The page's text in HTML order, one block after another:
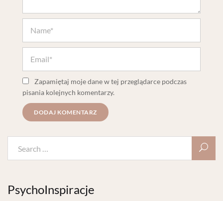
Zapamiętaj moje dane w tej przeglądarce podczas
pisania kolejnych komentarzy.
PsychoInspiracje